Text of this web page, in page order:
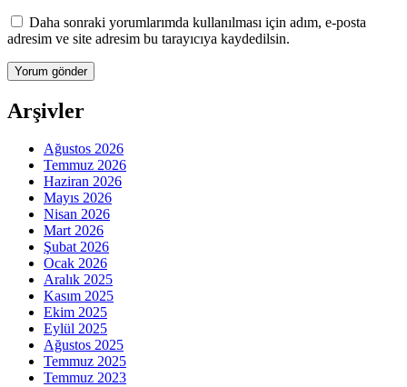
Daha sonraki yorumlarımda kullanılması için adım, e-posta
adresim ve site adresim bu tarayıcıya kaydedilsin.
Arşivler
Ağustos 2026
Temmuz 2026
Haziran 2026
Mayıs 2026
Nisan 2026
Mart 2026
Şubat 2026
Ocak 2026
Aralık 2025
Kasım 2025
Ekim 2025
Eylül 2025
Ağustos 2025
Temmuz 2025
Temmuz 2023